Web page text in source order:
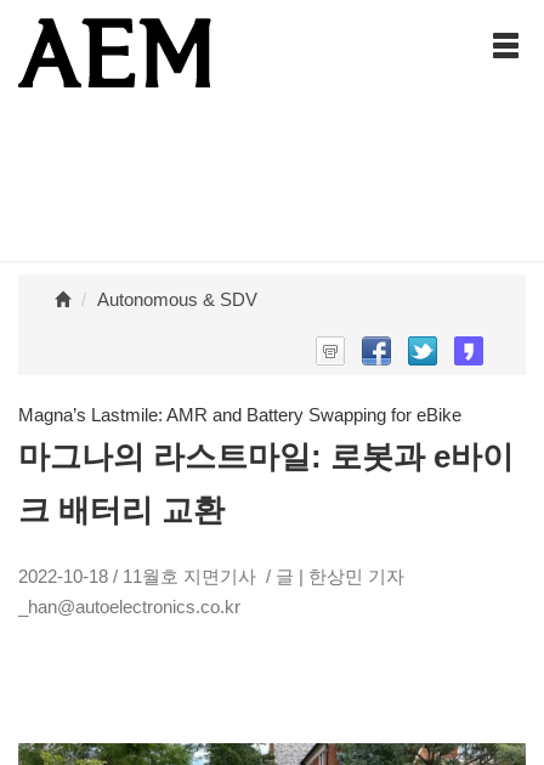
Autonomous & SDV
Magna’s Lastmile: AMR and Battery Swapping for eBike
마그나의 라스트마일: 로봇과 e바이
크 배터리 교환
2022-10-18 / 11월호 지면기사 / 글 | 한상민 기자
_han@autoelectronics.co.kr